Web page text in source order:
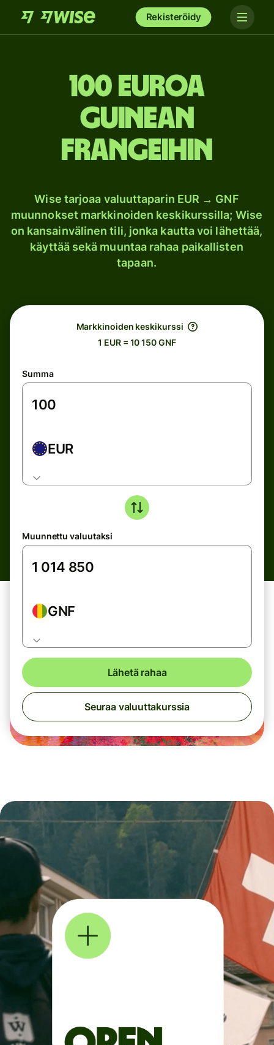
Rekisteröidy
100 euroa
Guinean
frangeihin
Wise tarjoaa valuuttaparin EUR → GNF
muunnokset markkinoiden keskikurssilla; Wise
on kansainvälinen tili, jonka kautta voi lähettää,
käyttää sekä muuntaa rahaa paikallisten
tapaan.
Markkinoiden keskikurssi
1 EUR = 10 150 GNF
Summa
EUR
Muunnettu valuutaksi
GNF
Lähetä rahaa
Seuraa valuuttakurssia